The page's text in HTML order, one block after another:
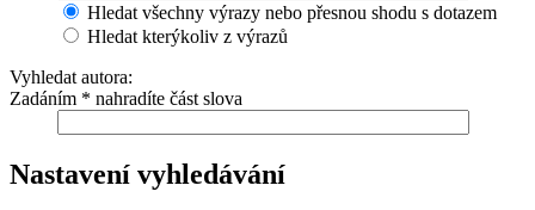
Hledat všechny výrazy nebo přesnou shodu s dotazem
Hledat kterýkoliv z výrazů
Vyhledat autora:
Zadáním * nahradíte část slova
Nastavení vyhledávání